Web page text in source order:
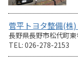
菅平トヨタ整備(
長野県長野市松代町
TEL: 026-278-2153